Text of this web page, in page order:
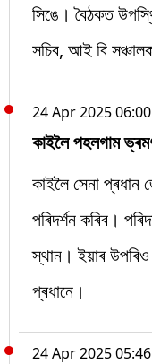
সিঙে। বৈঠকত
সচিব, আই বি
24 Apr 2025
কাইলৈ ​​পহলগাম
কাইলৈ ​​সেনা প্ৰধান
পৰিদৰ্শন কৰিব।
স্থান। ইয়াৰ উপৰিও
প্ৰধানে।
24 Apr 2025